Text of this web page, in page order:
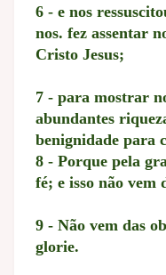
6 - e nos
nos. fez assentar
Cristo Jesus;
7 - para mostrar
abundantes
benignidade para
8 - Porque pela
fé; e isso não vem
9 - Não vem das
glorie.